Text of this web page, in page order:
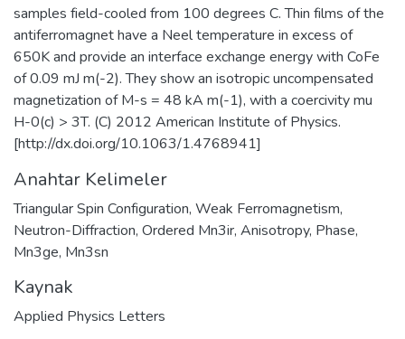
samples field-cooled from 100 degrees C. Thin films of the
antiferromagnet have a Neel temperature in excess of
650K and provide an interface exchange energy with CoFe
of 0.09 mJ m(-2). They show an isotropic uncompensated
magnetization of M-s = 48 kA m(-1), with a coercivity mu
H-0(c) > 3T. (C) 2012 American Institute of Physics.
[http://dx.doi.org/10.1063/1.4768941]
Anahtar Kelimeler
Triangular Spin Configuration, Weak Ferromagnetism,
Neutron-Diffraction, Ordered Mn3ir, Anisotropy, Phase,
Mn3ge, Mn3sn
Kaynak
Applied Physics Letters